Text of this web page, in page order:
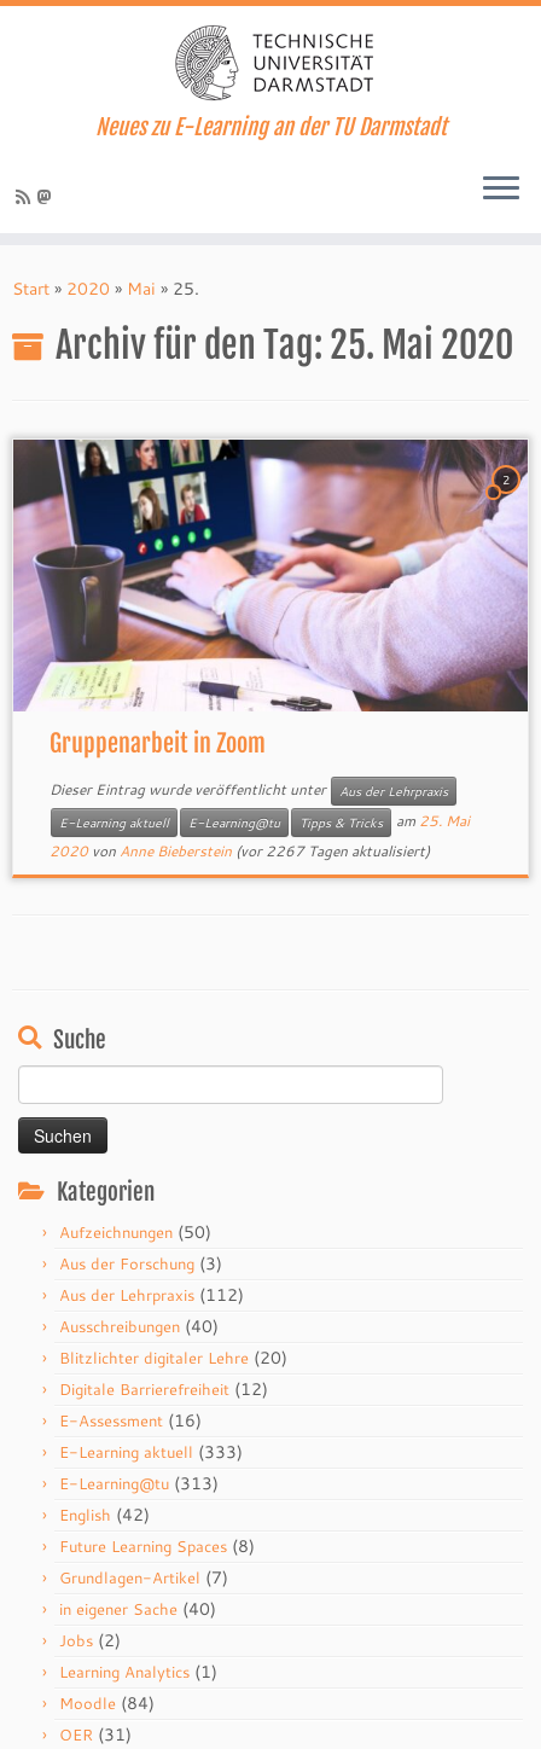
Inhalt
Neues zu E-Learning an der TU Darmstadt
Start » 2020 » Mai » 25.
Archiv für den Tag: 25. Mai 2020
2
Gruppenarbeit in Zoom
Dieser Eintrag wurde veröffentlicht unter
Aus der Lehrpraxis
E-Learning aktuell
E-Learning@tu Tipps & Tricks am 25. Mai
2020 von Anne Bieberstein(vor 2267 Tagen aktualisiert)
Suche
nach:
Kategorien
Aufzeichnungen (50)
Aus der Forschung (3)
Aus der Lehrpraxis (112)
Ausschreibungen (40)
Blitzlichter digitaler Lehre (20)
Digitale Barrierefreiheit (12)
E-Assessment (16)
E-Learning aktuell (333)
E-Learning@tu (313)
English (42)
Future Learning Spaces (8)
Grundlagen-Artikel (7)
in eigener Sache (40)
Jobs (2)
Learning Analytics (1)
Moodle (84)
OER (31)